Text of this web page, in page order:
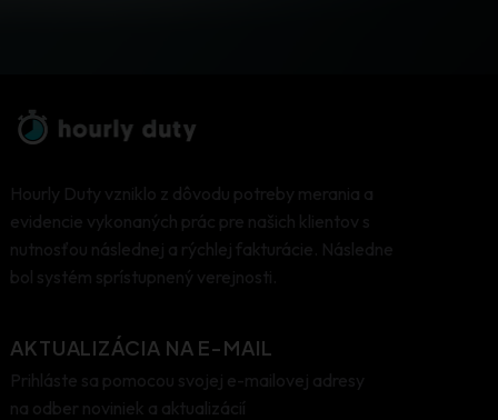
Hourly Duty vzniklo z dôvodu potreby merania a
evidencie vykonaných prác pre našich klientov s
nutnosťou následnej a rýchlej fakturácie. Následne
bol systém sprístupnený verejnosti.
AKTUALIZÁCIA NA E-MAIL
Prihláste sa pomocou svojej e-mailovej adresy
na odber noviniek a aktualizácií